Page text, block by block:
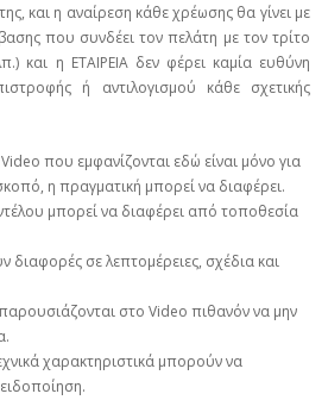
και η αναίρεση κάθε χρέωσης θα γίνει με
που συνδέει τον πελάτη με τον τρίτο
και η ΕΤΑΙΡΕΙΑ δεν φέρει καμία ευθύνη
ή αντιλογισμού κάθε σχετικής
που εμφανίζονται εδώ είναι μόνο για
η πραγματική μπορεί να διαφέρει.
μπορεί να διαφέρει από τοποθεσία
διαφορές σε λεπτομέρειες, σχέδια και
στο Video πιθανόν να μην
χαρακτηριστικά μπορούν να